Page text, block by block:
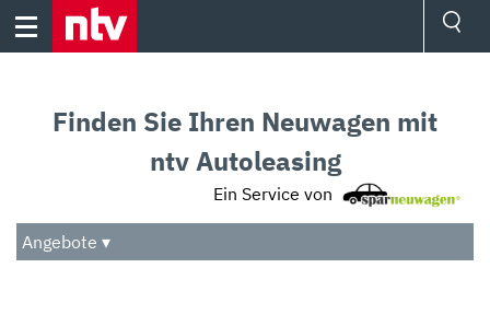
Skip
Audio
Das Beste
Finden Sie Ihren Neuwagen mit
ntv Autoleasing
Ein Service von
Angebote ▾